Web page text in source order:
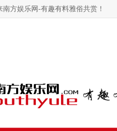
南方娱乐网-有趣有料雅俗共赏！